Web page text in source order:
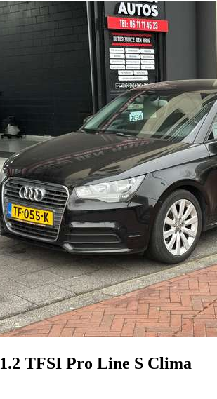
1.2 TFSI Pro Line S Clima